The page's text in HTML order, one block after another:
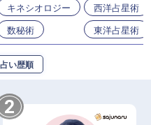
キネシオロジー
数秘術
西洋占星術
東洋占星術
占い歴順
2